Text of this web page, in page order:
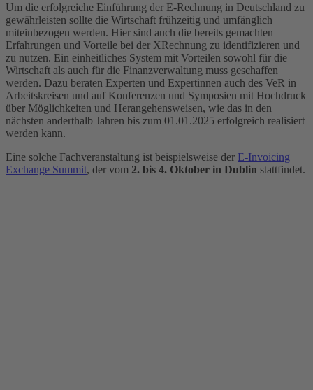
Um die erfolgreiche Einführung der E-Rechnung in Deutschland zu
gewährleisten sollte die Wirtschaft frühzeitig und umfänglich
miteinbezogen werden. Hier sind auch die bereits gemachten
Erfahrungen und Vorteile bei der XRechnung zu identifizieren und
zu nutzen. Ein einheitliches System mit Vorteilen sowohl für die
Wirtschaft als auch für die Finanzverwaltung muss geschaffen
werden. Dazu beraten Experten und Expertinnen auch des VeR in
Arbeitskreisen und auf Konferenzen und Symposien mit Hochdruck
über Möglichkeiten und Herangehensweisen, wie das in den
nächsten anderthalb Jahren bis zum 01.01.2025 erfolgreich realisiert
werden kann.
Eine solche Fachveranstaltung ist beispielsweise der E-Invoicing
Exchange Summit, der vom 2. bis 4. Oktober in Dublin stattfindet.